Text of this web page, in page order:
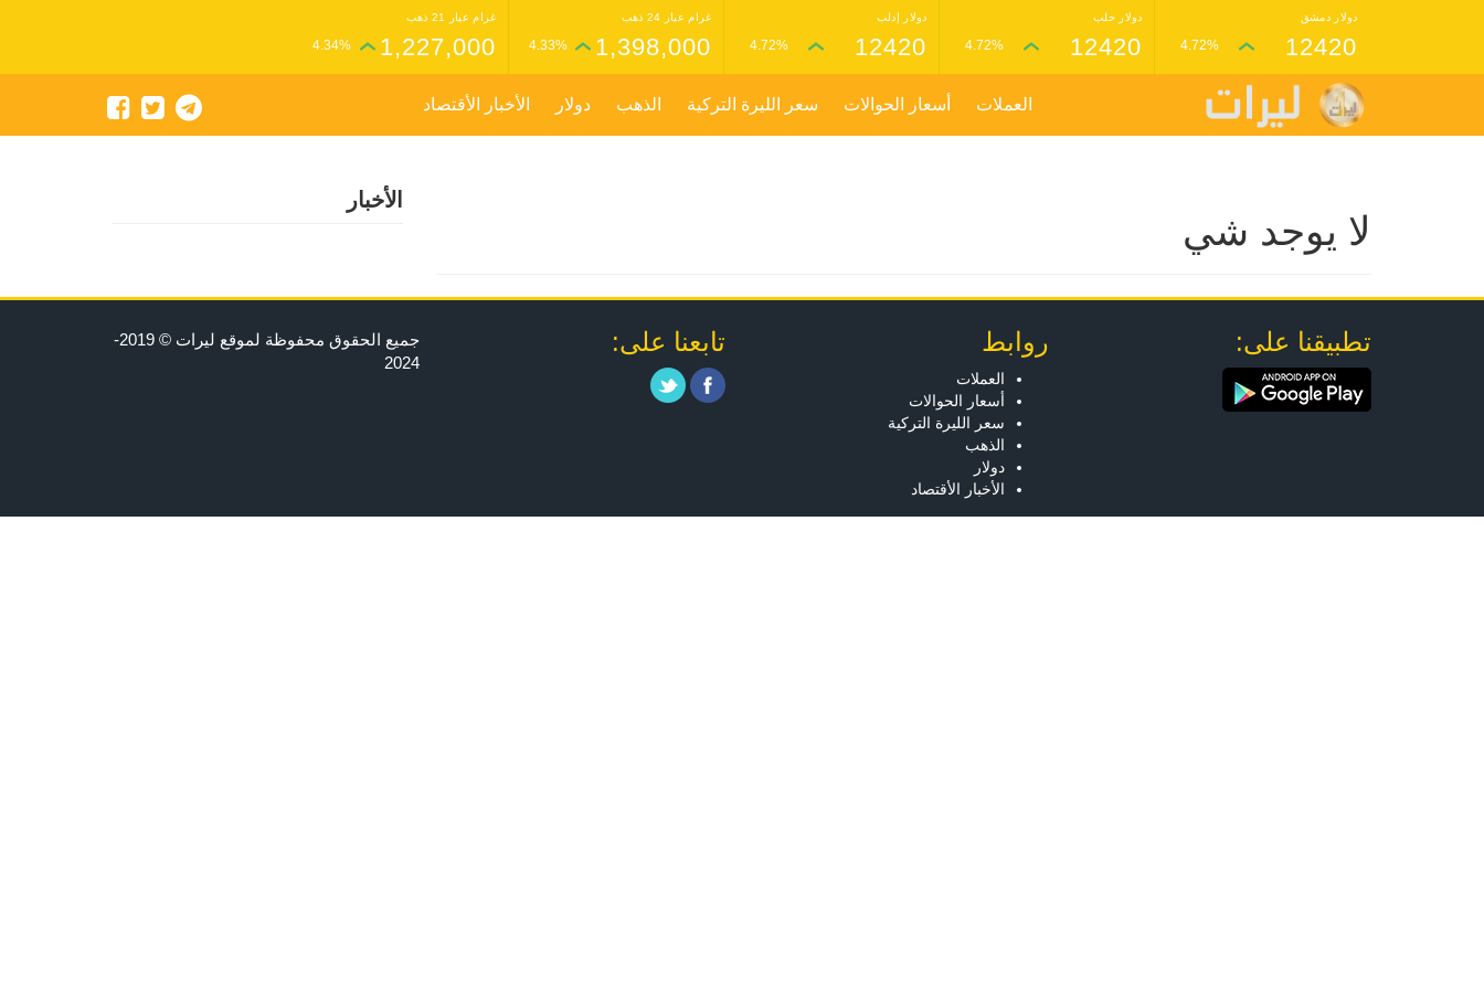
دولار دمشق
12420
4.72%
دولار حلب
12420
4.72%
دولار إدلب
12420
4.72%
غرام عيار 24 ذهب
1,398,000
4.33%
غرام عيار 21 ذهب
1,227,000
4.34%
العملات أسعار الحوالات سعر الليرة التركية الذهب دولار الأخبار الأقتصاد
لا يوجد شي
الأخبار
تطبيقنا على: روابط
العملات
أسعار الحوالات
سعر الليرة التركية
الذهب
دولار
الأخبار الأقتصاد
تابعنا على:
جميع الحقوق محفوظة لموقع ليرات © 2019-
2024